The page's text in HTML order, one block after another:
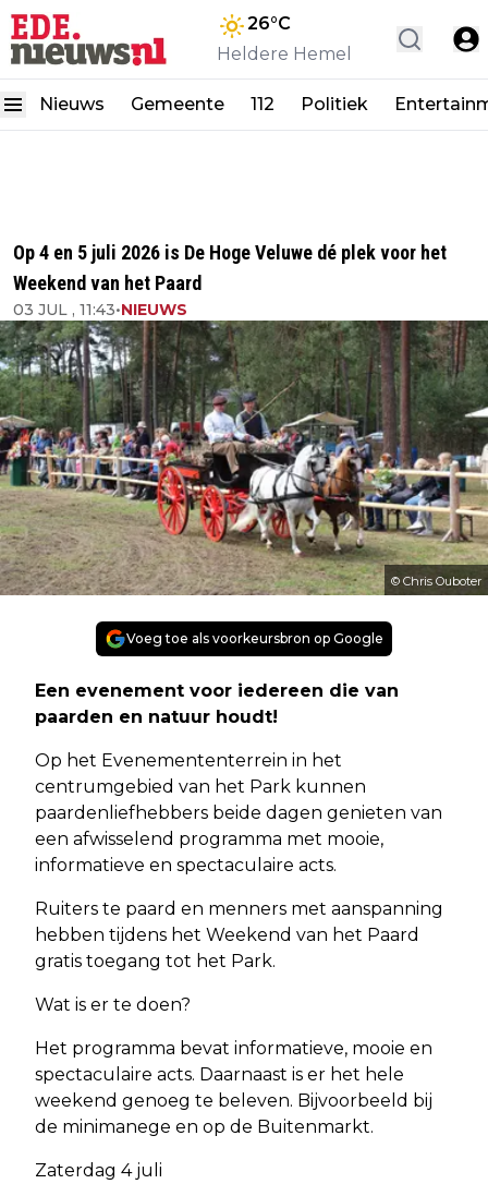
26°C
Heldere Hemel
Nieuws Gemeente 112 Politiek
Op 4 en 5 juli 2026 is De Hoge Veluwe dé plek voor het
Weekend van het Paard
03 JUL , 11:43•NIEUWS
© Chris Ouboter
Voeg toe als voorkeursbron op Google
Een evenement voor iedereen die van
paarden en natuur houdt!
Op het Evenemententerrein in het
centrumgebied van het Park kunnen
paardenliefhebbers beide dagen genieten van
een afwisselend programma met mooie,
informatieve en spectaculaire acts.
Ruiters te paard en menners met aanspanning
hebben tijdens het Weekend van het Paard
gratis toegang tot het Park.
Wat is er te doen?
Het programma bevat informatieve, mooie en
spectaculaire acts. Daarnaast is er het hele
weekend genoeg te beleven. Bijvoorbeeld bij
de minimanege en op de Buitenmarkt.
Zaterdag 4 juli